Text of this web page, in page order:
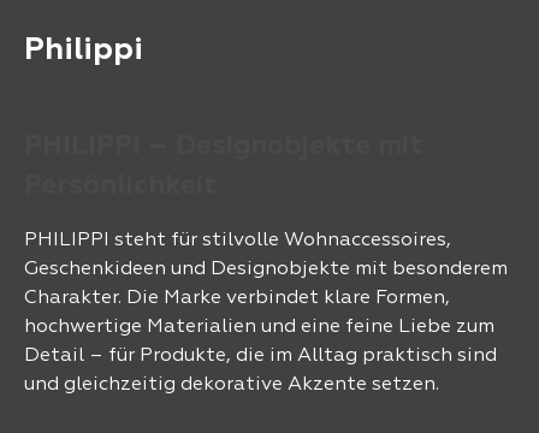
Philippi
PHILIPPI steht für stilvolle Wohnaccessoires,
Geschenkideen und Designobjekte mit besonderem
Charakter. Die Marke verbindet klare Formen,
hochwertige Materialien und eine feine Liebe zum
Detail – für Produkte, die im Alltag praktisch sind
und gleichzeitig dekorative Akzente setzen.